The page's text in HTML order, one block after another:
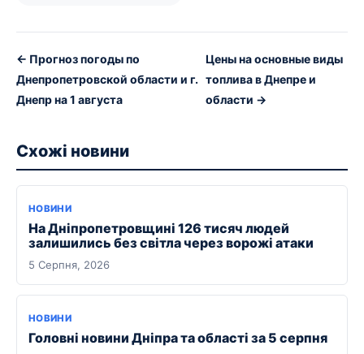
← Прогноз погоды по
Днепропетровской области и г.
Днепр на 1 августа
Цены на основные виды
топлива в Днепре и
области →
Схожі новини
НОВИНИ
На Дніпропетровщині 126 тисяч людей
залишились без світла через ворожі атаки
5 Серпня, 2026
НОВИНИ
Головні новини Дніпра та області за 5 серпня